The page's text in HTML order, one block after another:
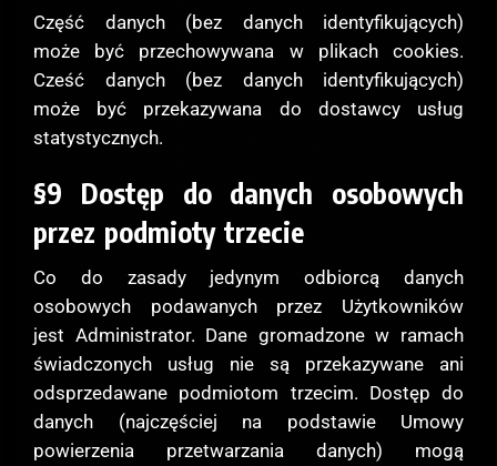
Część danych (bez danych identyfikujących)
może być przechowywana w plikach cookies.
Cześć danych (bez danych identyfikujących)
może być przekazywana do dostawcy usług
statystycznych.
§9 Dostęp do danych osobowych
przez podmioty trzecie
Co do zasady jedynym odbiorcą danych
osobowych podawanych przez Użytkowników
jest Administrator. Dane gromadzone w ramach
świadczonych usług nie są przekazywane ani
odsprzedawane podmiotom trzecim. Dostęp do
danych (najczęściej na podstawie Umowy
powierzenia przetwarzania danych) mogą